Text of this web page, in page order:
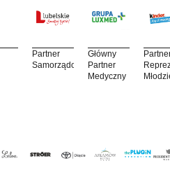
Partner
Samorządowy
Główny
Partner
Medyczny